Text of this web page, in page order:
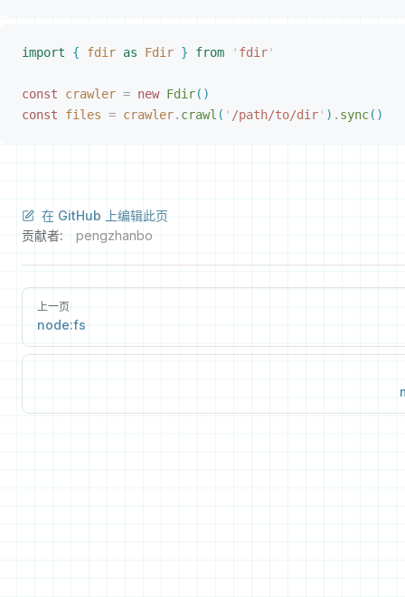
import { fdir as Fdir } from ' fdir'
const crawler = new Fdir( )
const files = crawler. crawl ( ' /path/to/dir' ) . sync( )
在 GitHub 上编辑此页
贡献者:
pengzhanbo
上一页
node:fs